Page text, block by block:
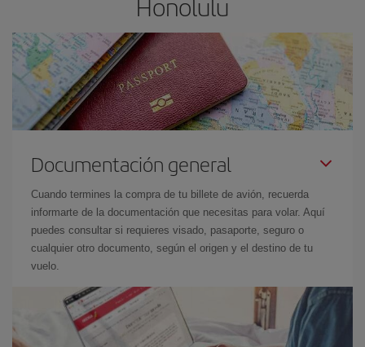
Documentación general
Cuando termines la compra de tu billete de avión, recuerda
informarte de la documentación que necesitas para volar. Aquí
puedes consultar si requieres visado, pasaporte, seguro o
cualquier otro documento, según el origen y el destino de tu
vuelo.